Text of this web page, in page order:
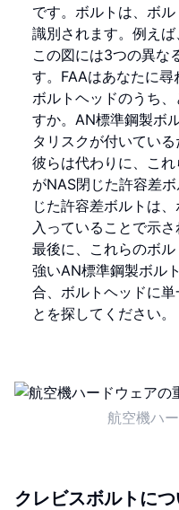
です。ボルトは、ボ
識別されます。例えば
この図には3つの異な
す。FAAはあなたに
ボルトヘッドのうち
すか。AN標準鋼製ボ
タリスクが付いている
彼らは代わりに、こ
がNAS閉じた許容差
じた許容差ボルトは
入っていることで示
最後に、これらのボ
強いAN標準鋼製ボル
合、ボルトヘッドに
とを探してください。
航空機ハ
クレビスボルトに